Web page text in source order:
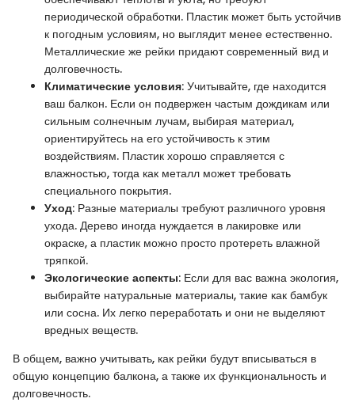
периодической обработки. Пластик может быть устойчив
к погодным условиям, но выглядит менее естественно.
Металлические же рейки придают современный вид и
долговечность.
Климатические условия: Учитывайте, где находится
ваш балкон. Если он подвержен частым дождикам или
сильным солнечным лучам, выбирая материал,
ориентируйтесь на его устойчивость к этим
воздействиям. Пластик хорошо справляется с
влажностью, тогда как металл может требовать
специального покрытия.
Уход: Разные материалы требуют различного уровня
ухода. Дерево иногда нуждается в лакировке или
окраске, а пластик можно просто протереть влажной
тряпкой.
Экологические аспекты: Если для вас важна экология,
выбирайте натуральные материалы, такие как бамбук
или сосна. Их легко переработать и они не выделяют
вредных веществ.
В общем, важно учитывать, как рейки будут вписываться в
общую концепцию балкона, а также их функциональность и
долговечность.